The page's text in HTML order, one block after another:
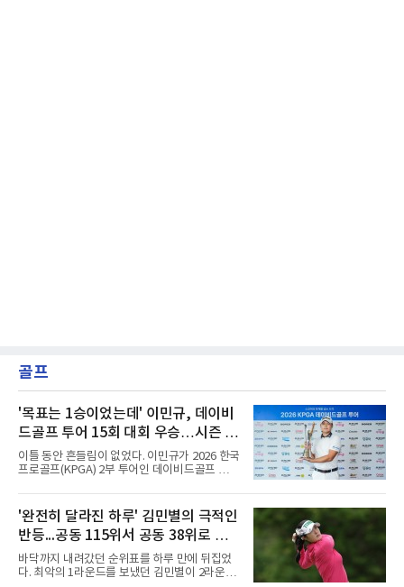
골프
'목표는 1승이었는데' 이민규, 데이비
드골프 투어 15회 대회 우승…시즌 2
승
이틀 동안 흔들림이 없었다. 이민규가 2026 한국
프로골프(KPGA) 2부 투어인 데이비드골프 투어
을 거뒀다.이민규는 7일 충남 태안 솔라고 CC(파
71)에서 열린 2라운드에서 버디만 8개를 잡아 8
언더파 63타를 쳤다. 전날 보기 없이 9언더파로
개인 18홀 최저타를 세웠던 그는 최종 합계 17언
더파 125타로, 공동 2위 박태완과 안해천(이상
13언더파 129타)을 4타 차로 따돌렸다. 우승 상
금은 2천만원이다.여정에는 성장이 담겼다.
'완전히 달라진 하루' 김민별의 극적인
반등...공동 115위서 공동 38위로 도
약
바닥까지 내려갔던 순위표를 하루 만에 뒤집었
다. 최악의 1라운드를 보냈던 김민별이 2라운드